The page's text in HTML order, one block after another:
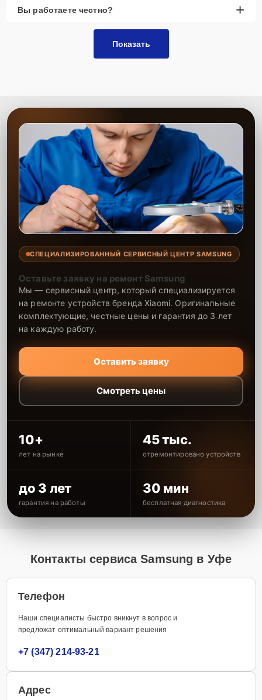
Вы работаете честно? +
Показать
СПЕЦИАЛИЗИРОВАННЫЙ СЕРВИСНЫЙ ЦЕНТР SAMSUNG
Оставьте заявку на ремонт Samsung
Мы — сервисный центр, который специализируется
на ремонте устройств бренда Xiaomi. Оригинальные
комплектующие, честные цены и гарантия до 3 лет
на каждую работу.
Оставить заявку
Смотреть цены
10+
лет на рынке
45 тыс.
отремонтировано устройств
до 3 лет
гарантия на работы
30 мин
бесплатная диагностика
Контакты сервиса Samsung в Уфе
Телефон
Наши специалисты быстро вникнут в вопрос и
предложат оптимальный вариант решения
+7 (347) 214-93-21
Адрес